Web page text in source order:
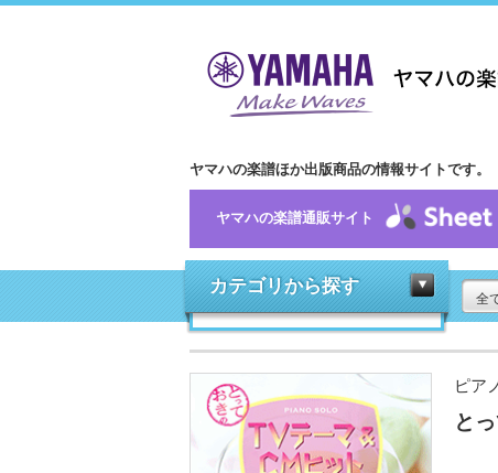
ヤマハの楽譜ほか出版商品の情報サイトです。
ヤマハの楽譜通販サイト
カテゴリから探す
全
ピア
と